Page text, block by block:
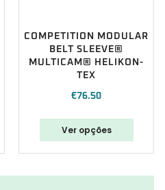
COMPETITION MODULAR
BELT SLEEVE®
MULTICAM® HELIKON-
TEX
€76.50
Ver opções